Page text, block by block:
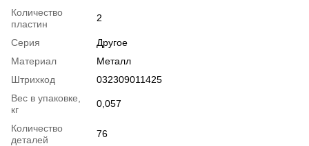
Количество
пластин
2
Серия
Другое
Материал
Металл
Штрихкод
032309011425
Вес в упаковке,
кг
0,057
Количество
деталей
76